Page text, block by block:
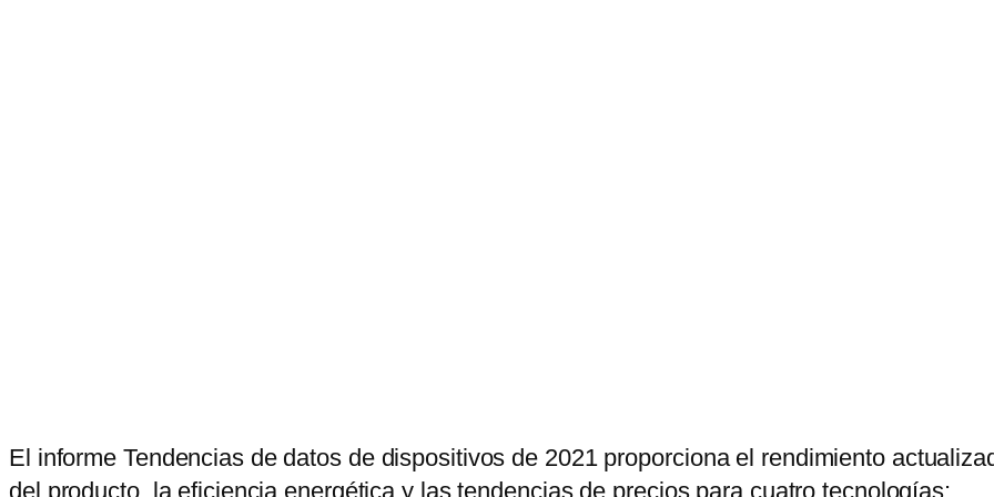
El informe Tendencias de datos de dispositivos de 2021 proporciona el rendimiento
del producto, la eficiencia energética y las tendencias de precios para cuatro tecnologías: